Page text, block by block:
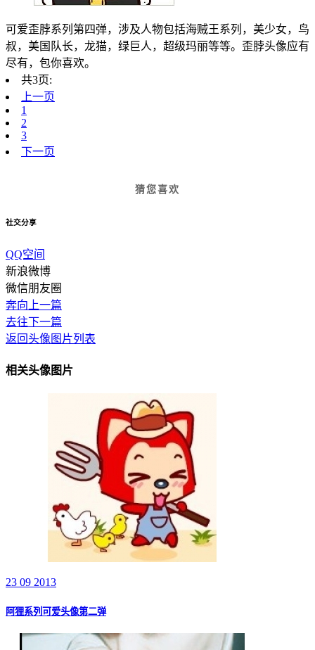
可爱歪脖系列第四弹，涉及人物包括海贼王系列，美少女，鸟
叔，美国队长，龙猫，绿巨人，超级玛丽等等。歪脖头像应有
尽有，包你喜欢。
共3页:
上一页
1
2
3
下一页
猜您喜欢
社交分享
QQ空间
新浪微博
微信朋友圈
奔向上一篇
去往下一篇
返回头像图片列表
相关头像图片
23 09 2013
阿狸系列可爱头像第二弹